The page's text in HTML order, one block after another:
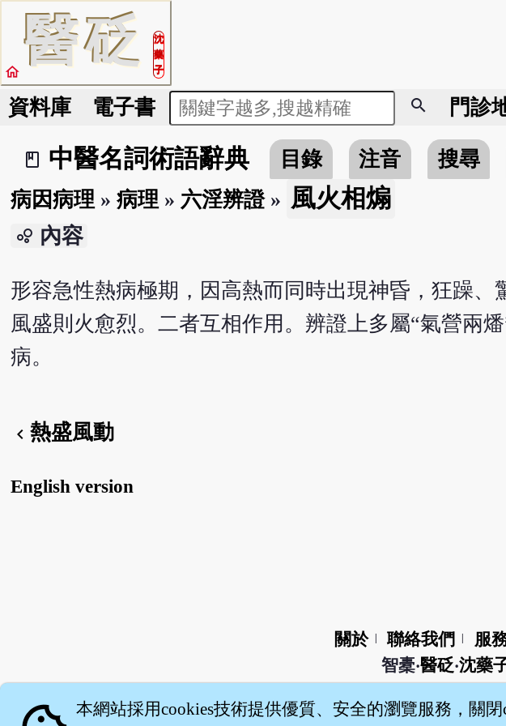
醫砭
沈
藥
子
home
資料庫 電子書 search 門診
book_2
中醫名詞術語辭典 目錄 注音 搜尋
病因病理 » 病理 » 六淫辨證» 風火相煽
bubble_chart 內容
形容急性熱病極期，因高熱而同時出現神昏，狂躁、
風盛則火愈烈。二者互相作用。辨證上多屬“氣營兩
病。
chevron_left 熱盛風動
English version
關於 聯絡我們 服
智橐‧醫砭‧沈藥
本網站採用cookies技術提供優質、安全的瀏覽服務，關閉